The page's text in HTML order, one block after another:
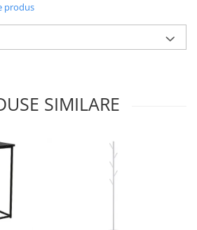
produs
SIMILARE